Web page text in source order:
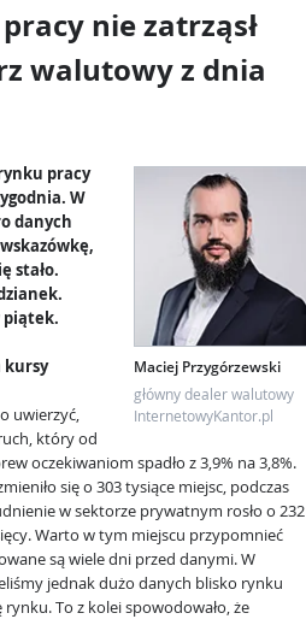
nie zatrząsł
walutowy z dnia
Maciej Przygórzewski
główny dealer walutowy
InternetowyKantor.pl
pracy
W
danych
stało.
piątek.
kursy
uwierzyć,
który od
oczekiwaniom spadło z 3,9% na 3,8%.
się o 303 tysiące miejsc, podczas
w sektorze prywatnym rosło o 232
Warto w tym miejscu przypomnieć
są wiele dni przed danymi. W
jednak dużo danych blisko rynku
To z kolei spowodowało, że